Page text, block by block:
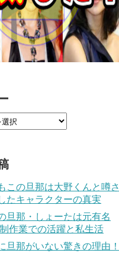
この旦那は大野くんと噂さ
たキャラクターの真実
旦那・しょーたは元有名
作業での活躍と私生活
旦那がいない驚きの理由！